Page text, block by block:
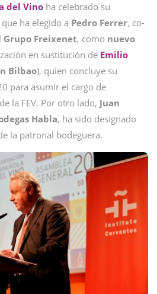
del Vino ha celebrado su
ha elegido a Pedro Ferrer, co-
Grupo Freixenet, como nuevo
en sustitución de Emilio
Bilbao), quien concluye su
para asumir el cargo de
la FEV. Por otro lado, Juan
Habla, ha sido designado
la patronal bodeguera.